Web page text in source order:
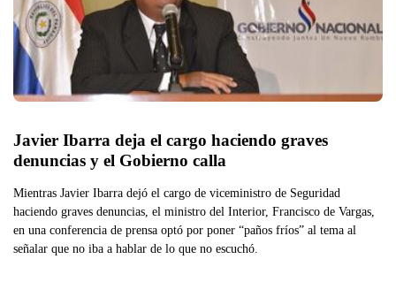
Javier Ibarra deja el cargo haciendo graves
denuncias y el Gobierno calla
Mientras Javier Ibarra dejó el cargo de viceministro de Seguridad
haciendo graves denuncias, el ministro del Interior, Francisco de Vargas,
en una conferencia de prensa optó por poner “paños fríos” al tema al
señalar que no iba a hablar de lo que no escuchó.